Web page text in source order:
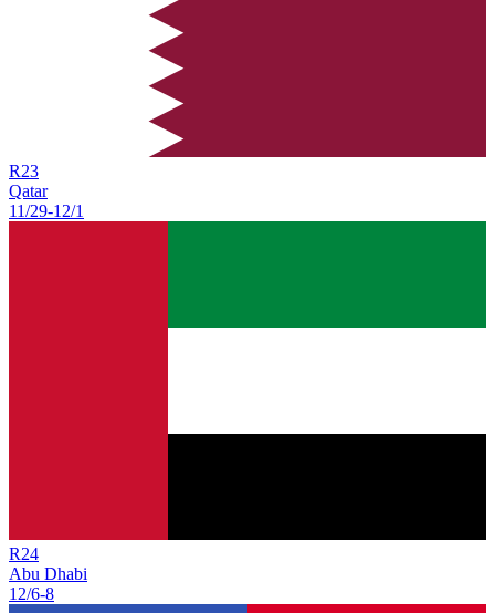
R23
Qatar
11/29-12/1
R24
Abu Dhabi
12/6-8